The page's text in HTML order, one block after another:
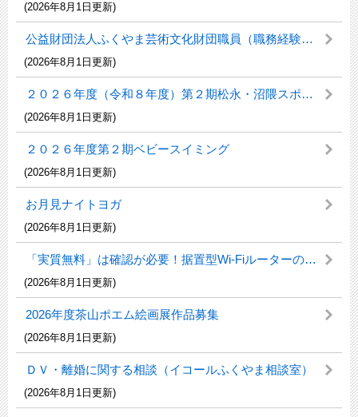
(2026年8月1日更新)
公益財団法人ふくやま芸術文化財団職員（職務経験者）採用候補者試験について
(2026年8月1日更新)
２０２６年度（令和８年度）第２期松永・沼隈スポーツ教室
(2026年8月1日更新)
２０２６年度第２期ベビースイミング
(2026年8月1日更新)
お月見ナイトヨガ
(2026年8月1日更新)
「実質無料」は確認が必要！据置型Wi-Fiルーターの契約トラブル
(2026年8月1日更新)
2026年度茶山ポエム絵画展作品募集
(2026年8月1日更新)
ＤＶ・離婚に関する相談（イコールふくやま相談室）
(2026年8月1日更新)